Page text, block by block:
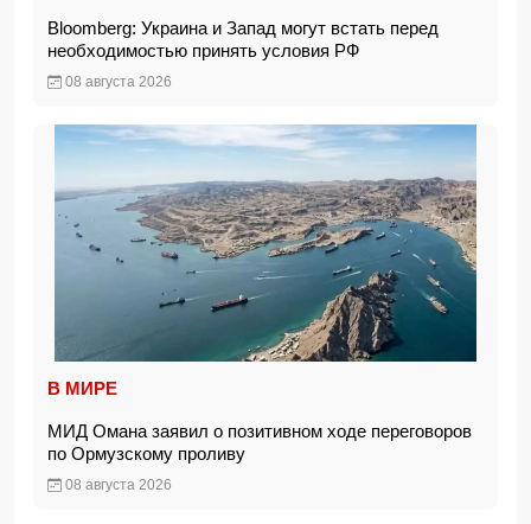
Bloomberg: Украина и Запад могут встать перед
необходимостью принять условия РФ
08 августа 2026
В МИРЕ
МИД Омана заявил о позитивном ходе переговоров
по Ормузскому проливу
08 августа 2026